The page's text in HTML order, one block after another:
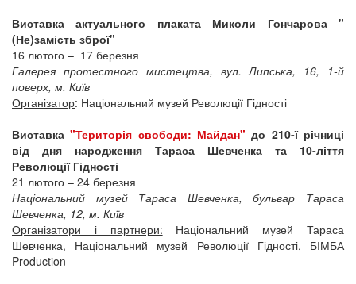
Виставка актуального плаката Миколи Гончарова "
(Не)замість зброї"
16 лютого – 17 березня
Галерея протестного мистецтва, вул. Липська, 16, 1-й
поверх, м. Київ
Організатор: Національний музей Революції Гідності
Виставка"Територія свободи: Майдан" до 210-ї річниці
від дня народження Тараса Шевченка та 10-ліття
Революції Гідності
21 лютого – 24 березня
Національний музей Тараса Шевченка, бульвар Тараса
Шевченка, 12, м. Київ
Організатори і партнери: Національний музей Тараса
Шевченка, Національний музей Революції Гідності, БІМБА
Production